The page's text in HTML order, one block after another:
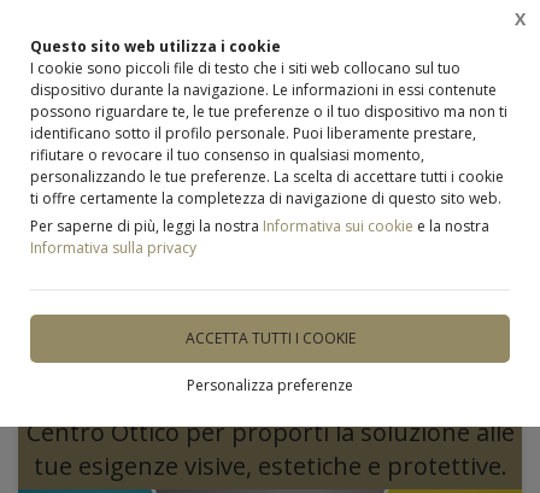
Questo sito web utilizza i cookie
I cookie sono piccoli file di testo che i siti web collocano sul tuo
dispositivo durante la navigazione. Le informazioni in essi contenute
possono riguardare te, le tue preferenze o il tuo dispositivo ma non ti
identificano sotto il profilo personale. Puoi liberamente prestare,
rifiutare o revocare il tuo consenso in qualsiasi momento,
personalizzando le tue preferenze. La scelta di accettare tutti i cookie
ti offre certamente la completezza di navigazione di questo sito web.
Per saperne di più, leggi la nostra Informativa sui cookie e la nostra
Informativa sulla privacy
ACCETTA TUTTI I COOKIE
Personalizza preferenze
X
Home Novità e Promozioni
Novità e Promozioni
Approfitta della Promozione 2° Occhiale
per vedere bene in ogni momento e in
ogni situazione. Ti aspettiamo nel nostro
Centro Ottico per proporti la soluzione alle
tue esigenze visive, estetiche e protettive.